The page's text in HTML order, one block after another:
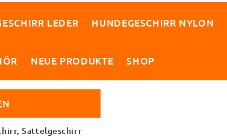
LEDER HUNDEGESCHIRR NYLON
NEUE PRODUKTE SHOP
Sattelgeschirr